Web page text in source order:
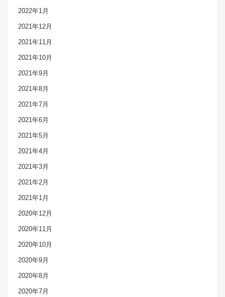
2022年1月
2021年12月
2021年11月
2021年10月
2021年9月
2021年8月
2021年7月
2021年6月
2021年5月
2021年4月
2021年3月
2021年2月
2021年1月
2020年12月
2020年11月
2020年10月
2020年9月
2020年8月
2020年7月